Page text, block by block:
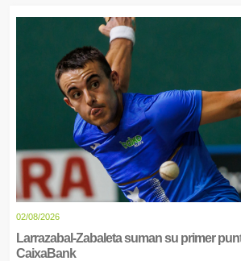
02/08/2026
Larrazabal-Zabaleta suman su primer
CaixaBank